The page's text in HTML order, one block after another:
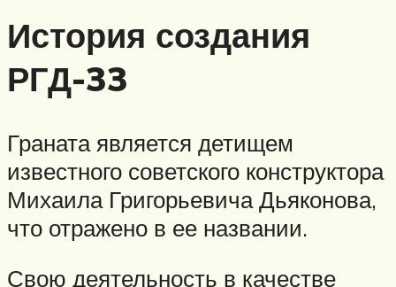
История создания
РГД-33
Граната является детищем
известного советского конструктора
Михаила Григорьевича Дьяконова,
что отражено в ее названии.
Свою деятельность в качестве